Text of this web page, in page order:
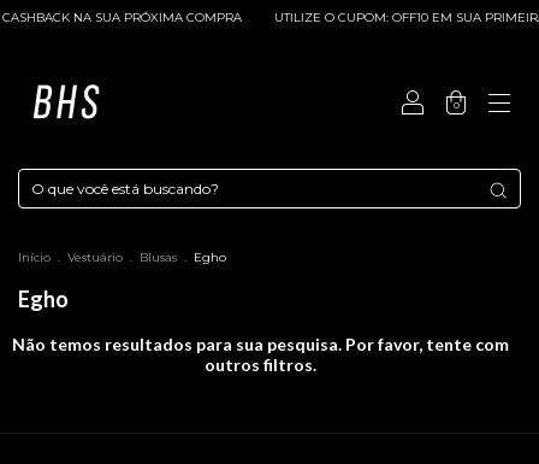
NA SUA PRÓXIMA COMPRA UTILIZE O CUPOM: OFF10 EM SUA
0
Início . Vestuário . Blusas . Egho
Egho
Não temos resultados para sua pesquisa. Por favor, tente com
outros filtros.